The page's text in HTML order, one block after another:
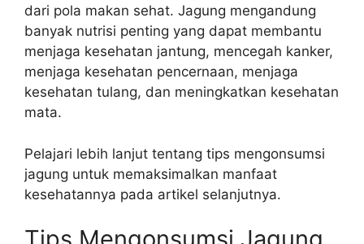
dari pola makan sehat. Jagung mengandung
banyak nutrisi penting yang dapat membantu
menjaga kesehatan jantung, mencegah kanker,
menjaga kesehatan pencernaan, menjaga
kesehatan tulang, dan meningkatkan kesehatan
mata.
Pelajari lebih lanjut tentang tips mengonsumsi
jagung untuk memaksimalkan manfaat
kesehatannya pada artikel selanjutnya.